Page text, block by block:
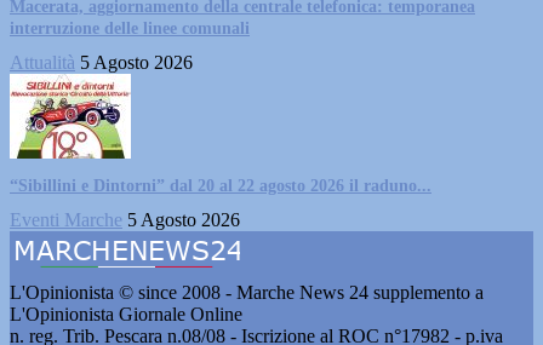
Macerata, aggiornamento della centrale telefonica: temporanea
interruzione delle linee comunali
Attualità 5 Agosto 2026
“Sibillini e Dintorni” dal 20 al 22 agosto 2026 il raduno...
Eventi Marche 5 Agosto 2026
L'Opinionista © since 2008 - Marche News 24 supplemento a
L'Opinionista Giornale Online
n. reg. Trib. Pescara n.08/08 - Iscrizione al ROC n°17982 - p.iva